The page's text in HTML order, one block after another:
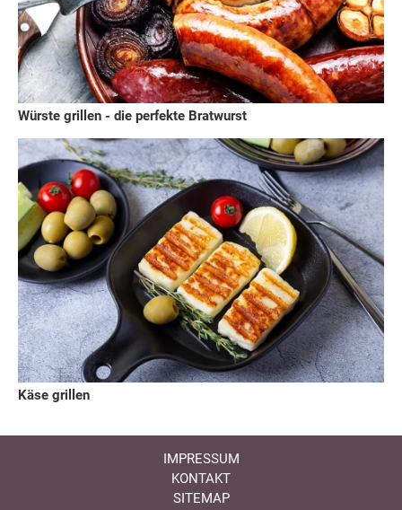
Würste grillen - die perfekte Bratwurst
Käse grillen
IMPRESSUM
KONTAKT
SITEMAP